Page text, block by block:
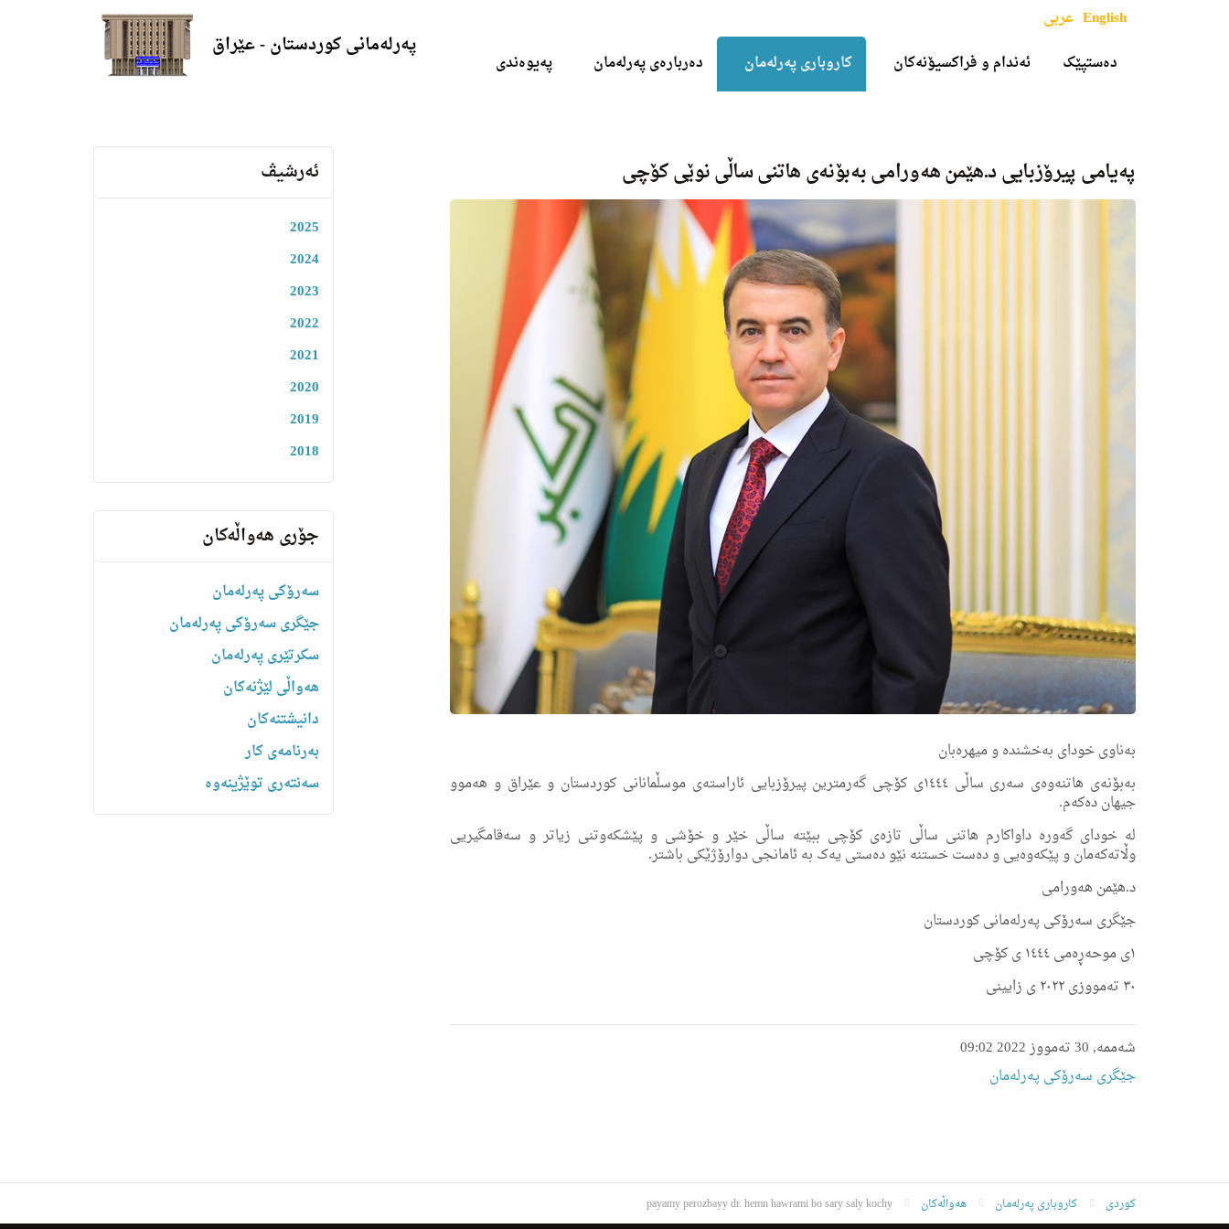
پەرلەمانی کوردستان - عێراق
دەستپێک ئەندام و فراکسیۆنەکان کاروباری پەرلەمان دەربارەی پەرلەمان پەیوەندی
English عربی
پەیامی پیرۆزبایی د.هێمن هەورامی بەبۆنەی هاتنی ساڵی نوێی كۆچی
بەناوی خودای بەخشندە و میهرەبان
بەبۆنەی هاتنەوەی سەری ساڵی ۱٤٤٤ی كۆچی گەرمترین پیرۆزبایی ئاراستەی موسڵمانانی كوردستان و عێراق و هەموو
جیهان دەكەم.
لە خودای گەورە داواكارم هاتنی ساڵی تازەی كۆچی ببێتە ساڵی خێر و خۆشی و پێشکەوتنی زیاتر و سەقامگیریی
وڵاتەکەمان و پێکەوەیی و دەست خستنە نێو دەستی یەک بە ئامانجی دوارۆژێکی باشتر.
د.هێمن هەورامی
جێگری سەرۆکی پەرلەمانی کوردستان
۱ی موحەڕەمی ۱٤٤٤ ی كۆچی
۳۰ تەمووزی ۲۰۲۲ ی زایینی
شەممە, 30 تەمووز 2022 09:02
جێگری سەرۆکی پەرلەمان
ئەرشیڤ
2025
2024
2023
2022
2021
2020
2019
2018
جۆری هەواڵەکان
سەرۆکی پەرلەمان
جێگری سەرۆکی پەرلەمان
سکرتێری پەرلەمان
هه‌واڵى لێژنه‌كان
دانیشتنه‌کان
بەرنامەی کار
سەنتەری توێژینەوە
کوردی کاروباری پەرلەمان هەواڵەکان payamy perozbayy dr. hemn hawrami bo sary saly kochy